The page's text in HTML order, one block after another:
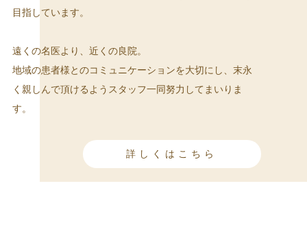
目指しています。
遠くの名医より、近くの良院。
地域の患者様とのコミュニケーションを大切にし、末永
く親しんで頂けるようスタッフ一同努力してまいりま
す。
詳しくはこちら